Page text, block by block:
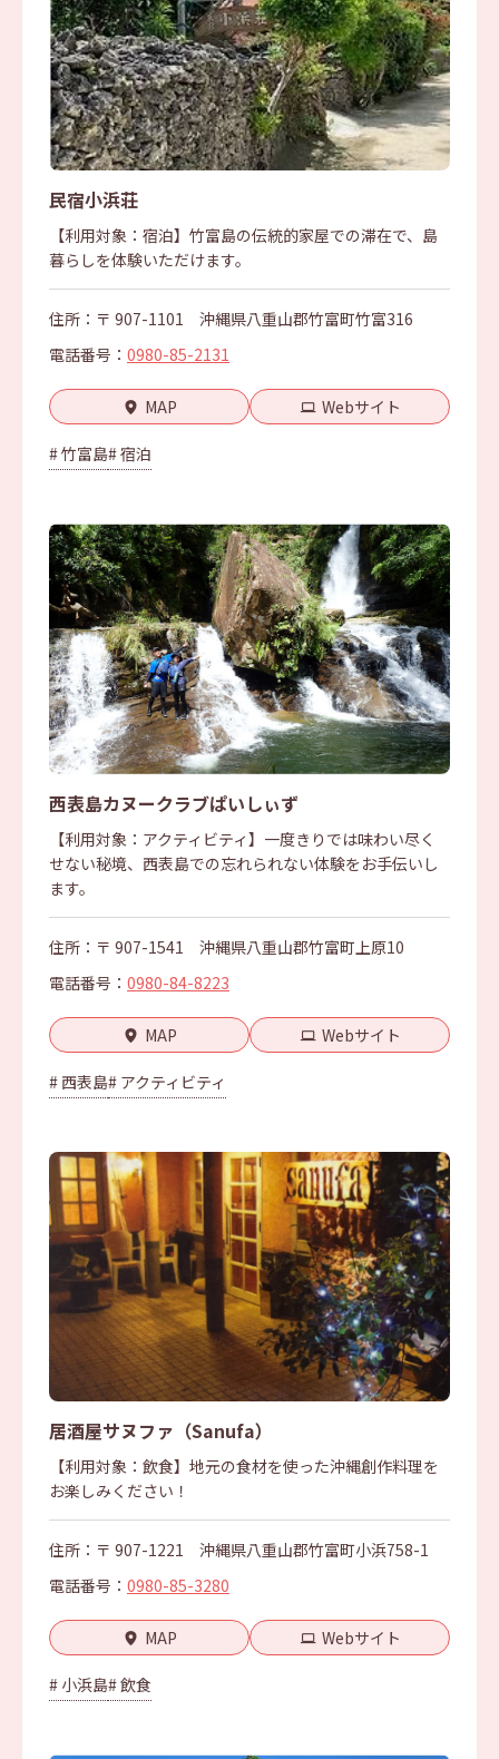
民宿小浜荘
【利用対象：宿泊】竹富島の伝統的家屋での滞在で、島
暮らしを体験いただけます。
住所：〒 907-1101 沖縄県八重山郡竹富町竹富316
電話番号： 0980-85-2131
MAP Webサイト
# 竹富島# 宿泊
西表島カヌークラブぱいしぃず
【利用対象：アクティビティ】一度きりでは味わい尽く
せない秘境、西表島での忘れられない体験をお手伝いし
ます。
住所：〒 907-1541 沖縄県八重山郡竹富町上原10
電話番号： 0980-84-8223
MAP Webサイト
# 西表島# アクティビティ
居酒屋サヌファ（Sanufa）
【利用対象：飲食】地元の食材を使った沖縄創作料理を
お楽しみください！
住所：〒 907-1221 沖縄県八重山郡竹富町小浜758-1
電話番号： 0980-85-3280
MAP Webサイト
# 小浜島# 飲食